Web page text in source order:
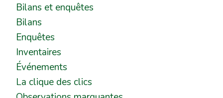
Bilans et enquêtes
Bilans
Enquêtes
Inventaires
Événements
La clique des clics